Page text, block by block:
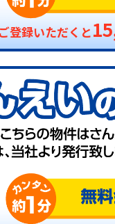
ご登録いただくと